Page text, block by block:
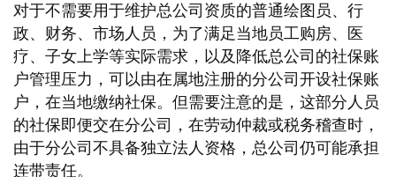
对于不需要用于维护总公司资质的普通绘图员、行
政、财务、市场人员，为了满足当地员工购房、医
疗、子女上学等实际需求，以及降低总公司的社保账
户管理压力，可以由在属地注册的分公司开设社保账
户，在当地缴纳社保。但需要注意的是，这部分人员
的社保即便交在分公司，在劳动仲裁或税务稽查时，
由于分公司不具备独立法人资格，总公司仍可能承担
连带责任。